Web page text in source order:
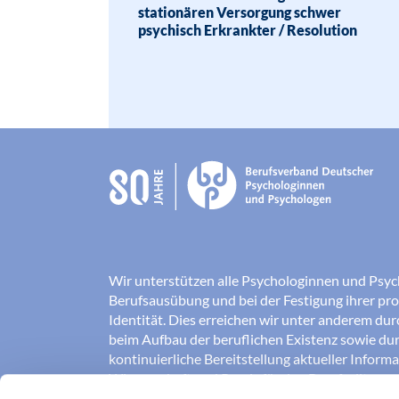
stationären Versorgung schwer
psychisch Erkrankter / Resolution
Wir unterstützen alle Psychologinnen und
Berufsausübung und bei der Festigung ihrer
Identität. Dies erreichen wir unter anderem
beim Aufbau der beruflichen Existenz sowie
kontinuierliche Bereitstellung aktueller
Wissenschaft und Praxis für den Berufsalltag.